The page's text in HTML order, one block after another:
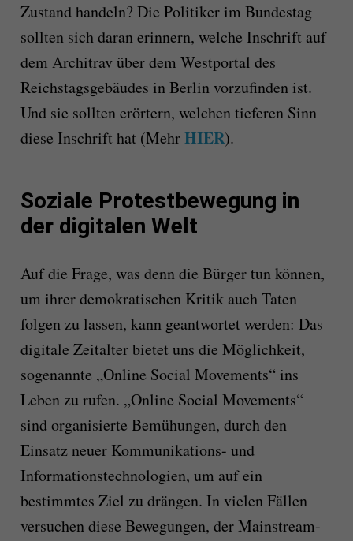
Zustand handeln? Die Politiker im Bundestag
sollten sich daran erinnern, welche Inschrift auf
dem Architrav über dem Westportal des
Reichstagsgebäudes in Berlin vorzufinden ist.
Und sie sollten erörtern, welchen tieferen Sinn
diese Inschrift hat (MehrHIER).
Soziale Protestbewegung in
der digitalen Welt
Auf die Frage, was denn die Bürger tun können,
um ihrer demokratischen Kritik auch Taten
folgen zu lassen, kann geantwortet werden: Das
digitale Zeitalter bietet uns die Möglichkeit,
sogenannte „Online Social Movements“ ins
Leben zu rufen. „Online Social Movements“
sind organisierte Bemühungen, durch den
Einsatz neuer Kommunikations- und
Informationstechnologien, um auf ein
bestimmtes Ziel zu drängen. In vielen Fällen
versuchen diese Bewegungen, der Mainstream-